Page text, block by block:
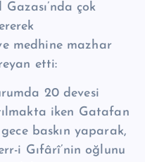
çok
medhi­ne mazhar
etti:
20 devesi
iken Gatafan
baskın yaparak,
i Gıfârî’nin oğlunu